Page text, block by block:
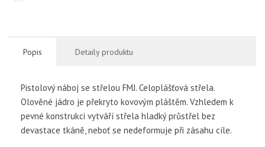
Popis Detaily produktu
Pistolový náboj se střelou FMJ. Celoplášťová střela.
Olověné jádro je překryto kovovým pláštěm. Vzhledem k
pevné konstrukci vytváří střela hladký průstřel bez
devastace tkáně, neboť se nedeformuje při zásahu cíle.